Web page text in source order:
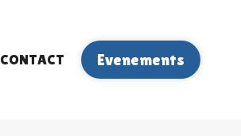
CONTACT Evenements